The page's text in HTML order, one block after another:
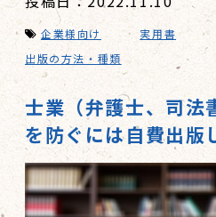
企業様向け 実用書
出版の方法・種類
士業（弁護士、司
を防ぐには自費出版